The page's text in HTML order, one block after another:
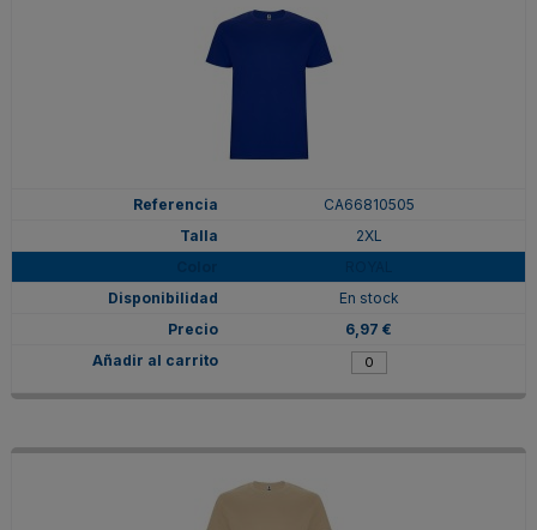
CA66810505
2XL
En stock
6,97 €